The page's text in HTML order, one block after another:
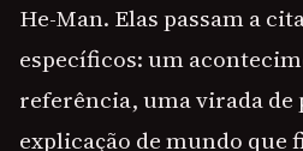
He-Man. Elas passam a
específicos: um
referência, uma virada de
explicação de mundo que